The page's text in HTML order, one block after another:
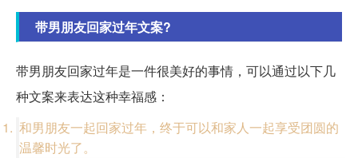
带男朋友回家过年文案?
带男朋友回家过年是一件很美好的事情，可以通过以下几
种文案来表达这种幸福感：
和男朋友一起回家过年，终于可以和家人一起享受团圆的
温馨时光了。